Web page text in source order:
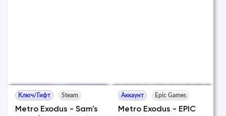
Ключ/Гифт Steam
Metro Exodus - Sam's
Аккаунт Epic Games
Metro Exodus - EPIC